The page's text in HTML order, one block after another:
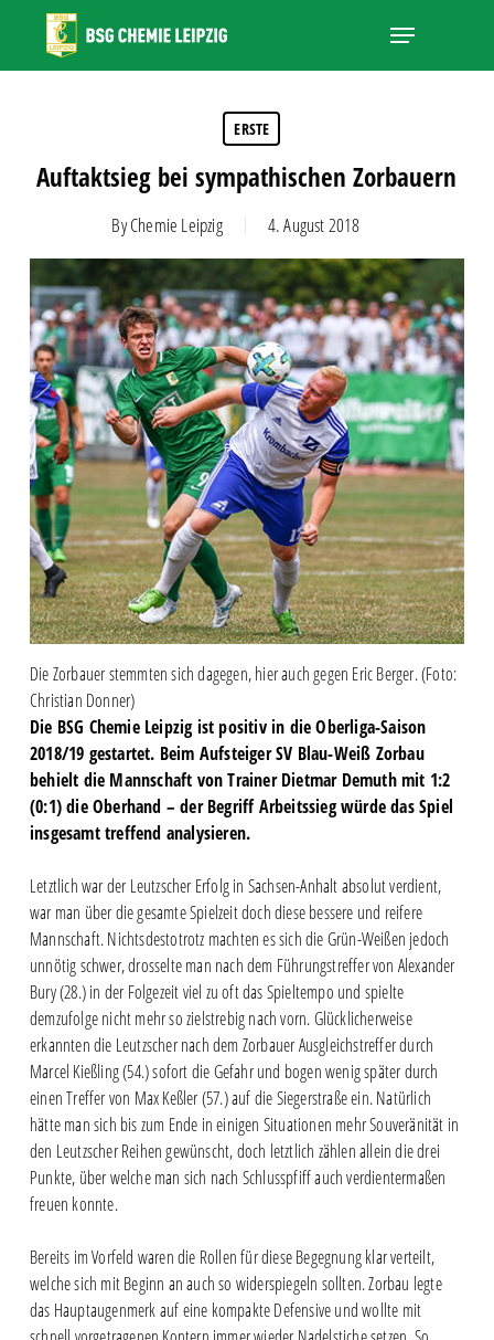
main
Menu
ERSTE
Auftaktsieg bei sympathischen Zorbauern
ByChemie Leipzig 4. August 2018
Die Zorbauer stemmten sich dagegen, hier auch gegen Eric Berger. (Foto:
Christian Donner)
Die BSG Chemie Leipzig ist positiv in die Oberliga-Saison
2018/19 gestartet. Beim Aufsteiger SV Blau-Weiß Zorbau
behielt die Mannschaft von Trainer Dietmar Demuth mit 1:2
(0:1) die Oberhand – der Begriff Arbeitssieg würde das Spiel
insgesamt treffend analysieren.
Letztlich war der Leutzscher Erfolg in Sachsen-Anhalt absolut verdient,
war man über die gesamte Spielzeit doch diese bessere und reifere
Mannschaft. Nichtsdestotrotz machten es sich die Grün-Weißen jedoch
unnötig schwer, drosselte man nach dem Führungstreffer von Alexander
Bury (28.) in der Folgezeit viel zu oft das Spieltempo und spielte
demzufolge nicht mehr so zielstrebig nach vorn. Glücklicherweise
erkannten die Leutzscher nach dem Zorbauer Ausgleichstreffer durch
Marcel Kießling (54.) sofort die Gefahr und bogen wenig später durch
einen Treffer von Max Keßler (57.) auf die Siegerstraße ein. Natürlich
hätte man sich bis zum Ende in einigen Situationen mehr Souveränität in
den Leutzscher Reihen gewünscht, doch letztlich zählen allein die drei
Punkte, über welche man sich nach Schlusspfiff auch verdientermaßen
freuen konnte.
Bereits im Vorfeld waren die Rollen für diese Begegnung klar verteilt,
welche sich mit Beginn an auch so widerspiegeln sollten. Zorbau legte
das Hauptaugenmerk auf eine kompakte Defensive und wollte mit
Close